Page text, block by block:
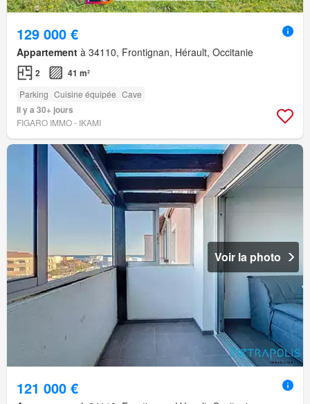
129 000 €
Appartement à 34110, Frontignan, Hérault, Occitanie
2 41 m²
Parking Cuisine équipée Cave
Il y a 30+ jours
FIGARO IMMO - IKAMI
Voir la photo
121 000 €